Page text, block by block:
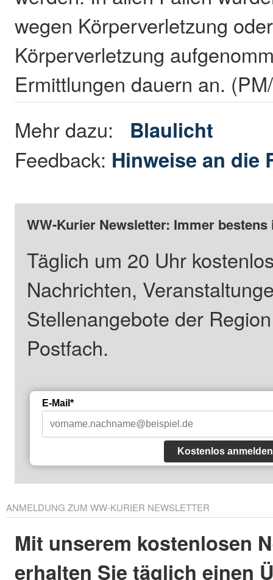
wegen Körperverletzung
Körperverletzung
Ermittlungen dauern an.
Mehr dazu: Blaulicht
Feedback: Hinweise an die
WW-Kurier Newsletter: Immer
Täglich um 20 Uhr
Nachrichten,
Stellenangebote der
Postfach.
E-Mail*
Kostenlos anmelden
ANMELDUNG ZUM WW-KURIER NEWSLETTER
Mit unserem kostenlosen
erhalten Sie täglich einen